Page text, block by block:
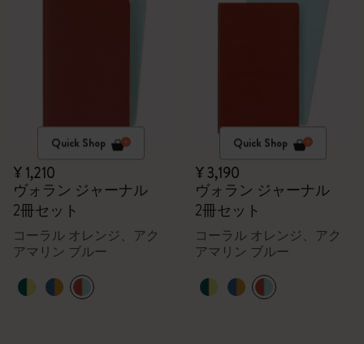
Quick Shop
¥ 1,210
ヴォラン ジャーナル
2冊セット
コーラル オレンジ、アク
アマリン ブルー
Quick Shop
¥ 3,190
ヴォラン ジャーナル
2冊セット
コーラル オレンジ、アク
アマリン ブルー